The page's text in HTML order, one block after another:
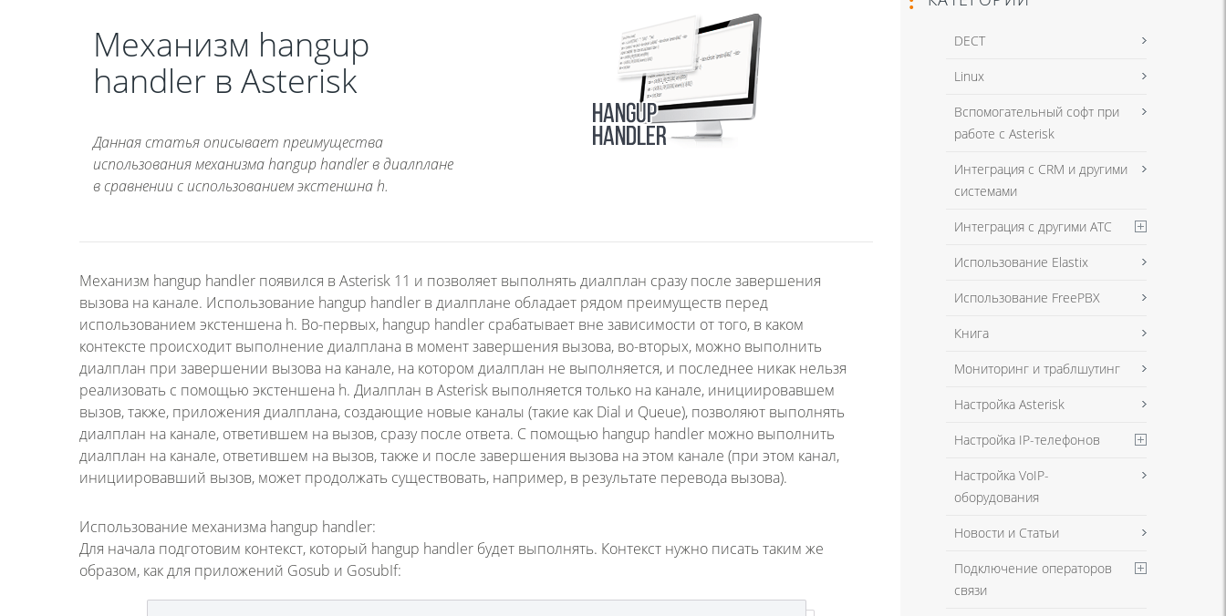
Механизм hangup
handler в Asterisk
Данная статья описывает преимущества
использования механизма hangup handler в диалплане
в сравнении с использованием экстеншна h.
Механизм hangup handler появился в Asterisk 11 и позволяет выполнять диалплан сразу после завершения
вызова на канале. Использование hangup handler в диалплане обладает рядом преимуществ перед
использованием экстеншена h. Во-первых, hangup handler срабатывает вне зависимости от того, в каком
контексте происходит выполнение диалплана в момент завершения вызова, во-вторых, можно выполнить
диалплан при завершении вызова на канале, на котором диалплан не выполняется, и последнее никак нельзя
реализовать с помощью экстеншена h. Диалплан в Asterisk выполняется только на канале, инициировавшем
вызов, также, приложения диалплана, создающие новые каналы (такие как Dial и Queue), позволяют выполнять
диалплан на канале, ответившем на вызов, сразу после ответа. С помощью hangup handler можно выполнить
диалплан на канале, ответившем на вызов, также и после завершения вызова на этом канале (при этом канал,
инициировавший вызов, может продолжать существовать, например, в результате перевода вызова).
Использование механизма hangup handler:
Для начала подготовим контекст, который hangup handler будет выполнять. Контекст нужно писать таким же
образом, как для приложений Gosub и GosubIf:
DECT
Linux
Вспомогательный софт при
работе с Asterisk
Интеграция с CRM и другими
системами
Интеграция с другими АТС
Использование Elastix
Использование FreePBX
Книга
Мониторинг и траблшутинг
Настройка Asterisk
Настройка IP-телефонов
Настройка VoIP-
оборудования
Новости и Статьи
Подключение операторов
связи